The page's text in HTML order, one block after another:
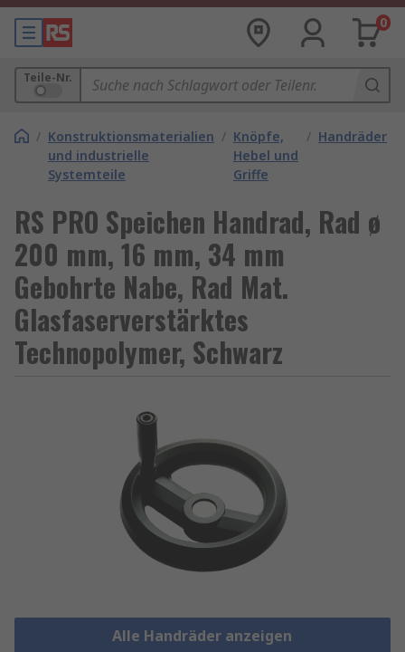
0
Teile-Nr.
/ Konstruktionsmaterialien
und industrielle
Systemteile
/ Knöpfe,
Hebel und
Griffe
/ Handräder
RS PRO Speichen Handrad, Rad ø
200 mm, 16 mm, 34 mm
Gebohrte Nabe, Rad Mat.
Glasfaserverstärktes
Technopolymer, Schwarz
Alle Handräder anzeigen